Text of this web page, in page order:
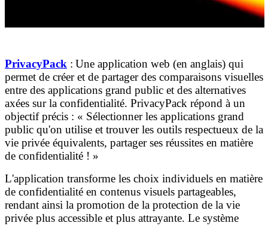
PrivacyPack : Une application web (en anglais) qui
permet de créer et de partager des comparaisons visuelles
entre des applications grand public et des alternatives
axées sur la confidentialité. PrivacyPack répond à un
objectif précis : « Sélectionner les applications grand
public qu'on utilise et trouver les outils respectueux de la
vie privée équivalents, partager ses réussites en matière
de confidentialité ! »
L'application transforme les choix individuels en matière
de confidentialité en contenus visuels partageables,
rendant ainsi la promotion de la protection de la vie
privée plus accessible et plus attrayante. Le système